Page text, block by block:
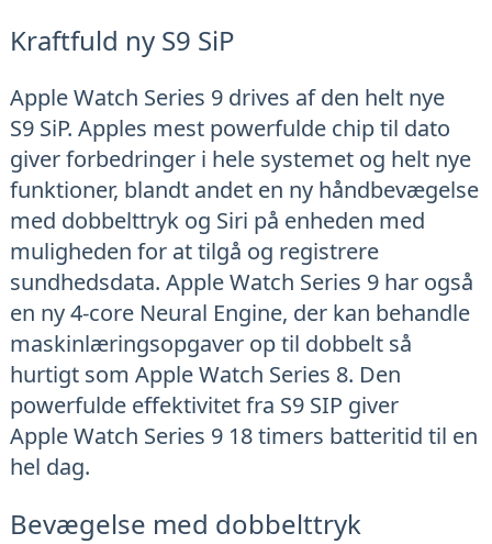
Kraftfuld ny S9 SiP
Apple Watch Series 9 drives af den helt nye
S9 SiP. Apples mest powerfulde chip til dato
giver forbedringer i hele systemet og helt nye
funktioner, blandt andet en ny håndbevægelse
med dobbelttryk og Siri på enheden med
muligheden for at tilgå og registrere
sundhedsdata. Apple Watch Series 9 har også
en ny 4-core Neural Engine, der kan behandle
maskinlæringsopgaver op til dobbelt så
hurtigt som Apple Watch Series 8. Den
powerfulde effektivitet fra S9 SIP giver
Apple Watch Series 9 18 timers batteritid til en
hel dag.
Bevægelse med dobbelttryk